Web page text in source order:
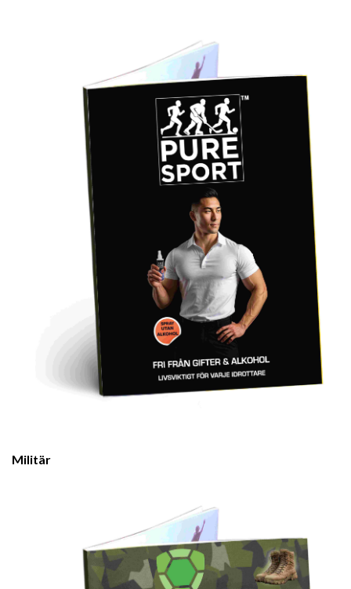
Militär